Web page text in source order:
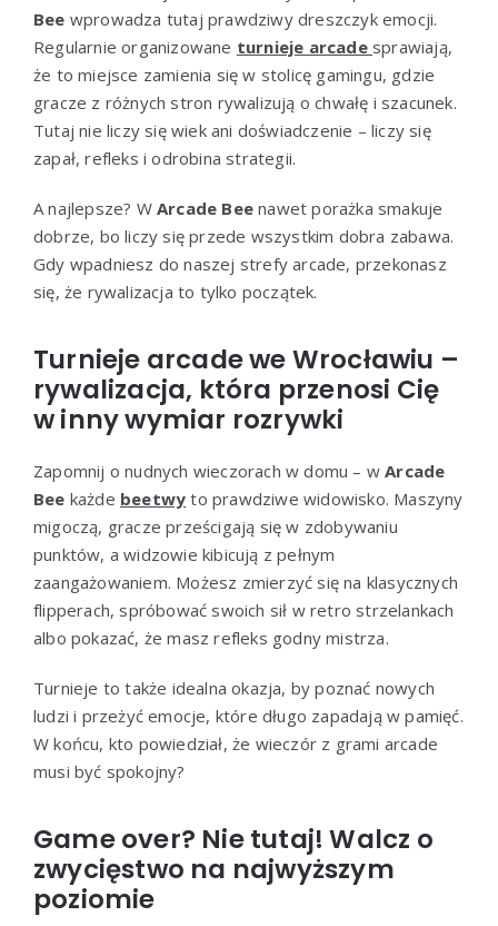
Bee wprowadza tutaj prawdziwy dreszczyk emocji.
Regularnie organizowane turnieje arcade sprawiają,
że to miejsce zamienia się w stolicę gamingu, gdzie
gracze z różnych stron rywalizują o chwałę i szacunek.
Tutaj nie liczy się wiek ani doświadczenie – liczy się
zapał, refleks i odrobina strategii.
A najlepsze? W Arcade Bee nawet porażka smakuje
dobrze, bo liczy się przede wszystkim dobra zabawa.
Gdy wpadniesz do naszej strefy arcade, przekonasz
się, że rywalizacja to tylko początek.
Turnieje arcade we Wrocławiu –
rywalizacja, która przenosi Cię
w inny wymiar rozrywki
Zapomnij o nudnych wieczorach w domu – wArcade
Bee każde beetwy to prawdziwe widowisko. Maszyny
migoczą, gracze prześcigają się w zdobywaniu
punktów, a widzowie kibicują z pełnym
zaangażowaniem. Możesz zmierzyć się na klasycznych
flipperach, spróbować swoich sił w retro strzelankach
albo pokazać, że masz refleks godny mistrza.
Turnieje to także idealna okazja, by poznać nowych
ludzi i przeżyć emocje, które długo zapadają w pamięć.
W końcu, kto powiedział, że wieczór z grami arcade
musi być spokojny?
Game over? Nie tutaj! Walcz o
zwycięstwo na najwyższym
poziomie